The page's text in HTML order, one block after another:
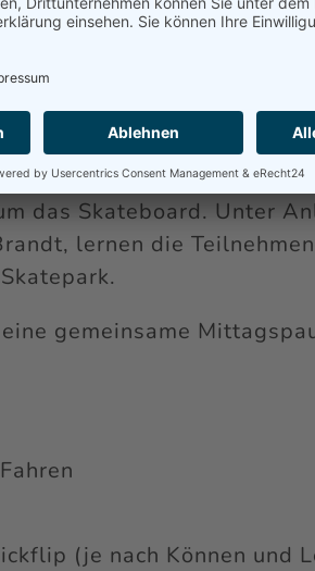
ca. 16:00 Uhr
das Skateboard. Unter
lernen die
gemeinsame
(je nach Können und